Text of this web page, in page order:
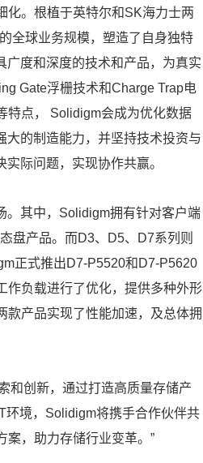
化。根植于英特尔和SK海力士两
全球业务规模，塑造了自身独特
度和深度的技术和产品，为真实
Gate浮栅技术和Charge Trap电
特点， Solidigm会成为优化数据
的制造能力，并坚持技术投资与
际问题，实现协作共赢。
。其中，Solidigm拥有针对客户端
盘产品。而D3、D5、D7系列则
正式推出D7-P5520和D7-P5620
作负载进行了优化，提供多种外形
款产品实现了性能加速，及总体拥
和创新，通过打造高质量存储产
环境，Solidigm将携手合作伙伴共
案，助力存储行业变革。”